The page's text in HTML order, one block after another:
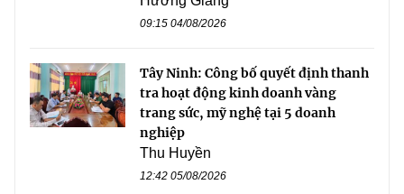
09:15 04/08/2026
Tây Ninh: Công bố quyết định thanh
tra hoạt động kinh doanh vàng
trang sức, mỹ nghệ tại 5 doanh
nghiệp
Thu Huyền
12:42 05/08/2026